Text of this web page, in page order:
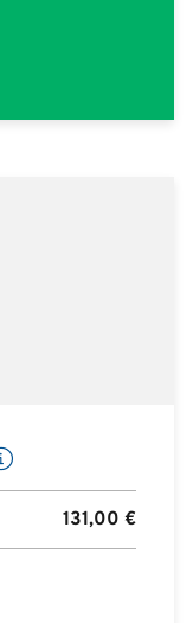
131,00 €